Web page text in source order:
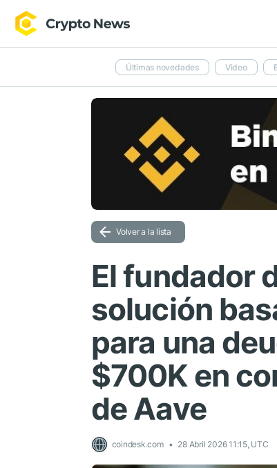
Últimas novedades Video
Volver a la lista
El fundador
solución
para una
$700K en
de Aave
coindesk.com 28 Abril 2026 11:15, UTC